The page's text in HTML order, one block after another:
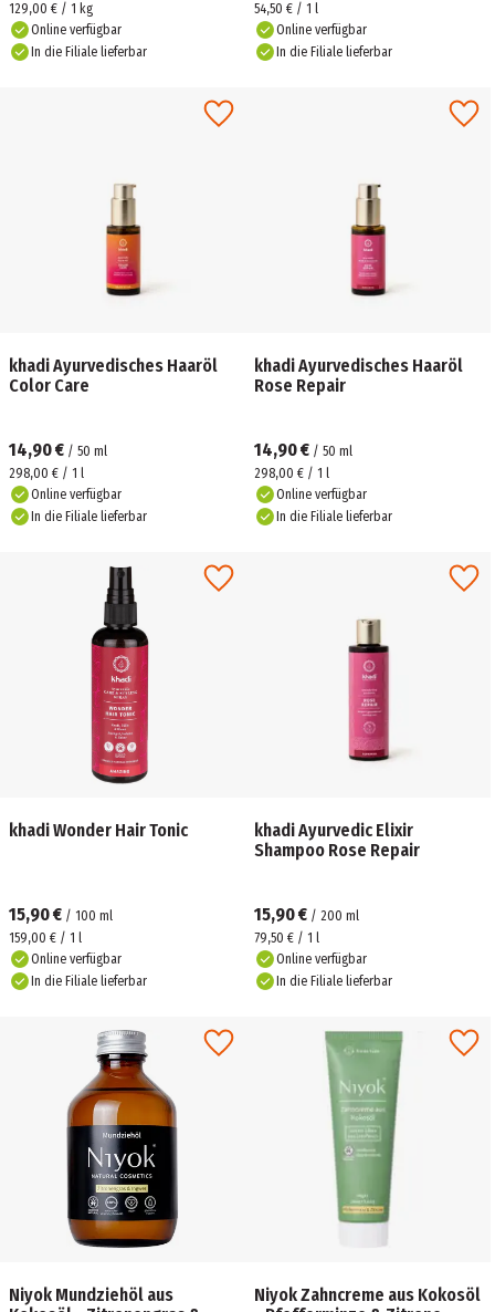
129,00 € / 1 kg
Online verfügbar
In die Filiale lieferbar
54,50 € / 1 l
Online verfügbar
In die Filiale lieferbar
khadi Ayurvedisches Haaröl
Color Care
14,90 € / 50 ml
298,00 € / 1 l
Online verfügbar
In die Filiale lieferbar
khadi Ayurvedisches Haaröl
Rose Repair
14,90 € / 50 ml
298,00 € / 1 l
Online verfügbar
In die Filiale lieferbar
khadi Wonder Hair Tonic
15,90 € / 100 ml
159,00 € / 1 l
Online verfügbar
In die Filiale lieferbar
khadi Ayurvedic Elixir
Shampoo Rose Repair
15,90 € / 200 ml
79,50 € / 1 l
Online verfügbar
In die Filiale lieferbar
Niyok Mundziehöl aus
Niyok Zahncreme aus Kokosöl